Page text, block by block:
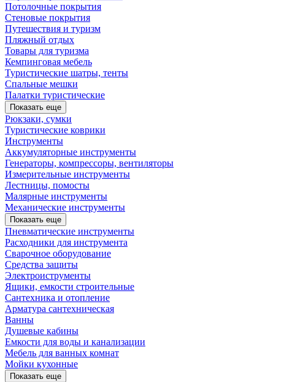
Потолочные покрытия
Стеновые покрытия
Путешествия и туризм
Пляжный отдых
Товары для туризма
Кемпинговая мебель
Туристические шатры, тенты
Спальные мешки
Палатки туристические
Показать еще
Рюкзаки, сумки
Туристические коврики
Инструменты
Аккумуляторные инструменты
Генераторы, компрессоры, вентиляторы
Измерительные инструменты
Лестницы, помосты
Малярные инструменты
Механические инструменты
Показать еще
Пневматические инструменты
Расходники для инструмента
Сварочное оборудование
Средства защиты
Электроиструменты
Ящики, емкости строительные
Сантехника и отопление
Арматура сантехническая
Ванны
Душевые кабины
Емкости для воды и канализации
Мебель для ванных комнат
Мойки кухонные
Показать еще